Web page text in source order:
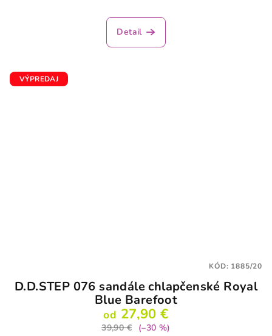
Detail
VÝPREDAJ
D.D.STEP 076 sandále chlapčenské Royal
Blue Barefoot
od 27,90 €
39,90 €
(–30 %)
KÓD: 1885/20